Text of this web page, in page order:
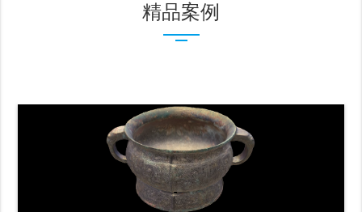
精品案例